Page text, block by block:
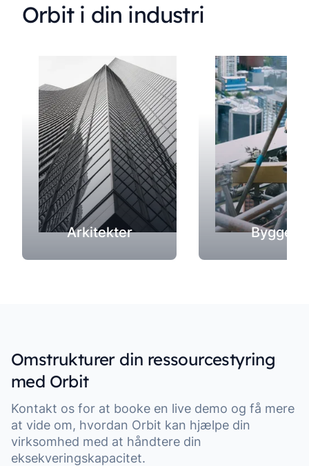
Orbit i din industri
Arkitekter Byggeri
Omstrukturer din ressourcestyring
med Orbit
Kontakt os for at booke en live demo og få mere
at vide om, hvordan Orbit kan hjælpe din
virksomhed med at håndtere din
eksekveringskapacitet.